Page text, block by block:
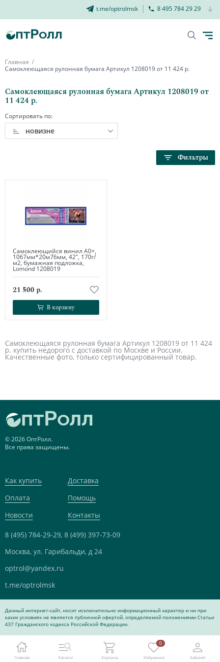
t.me/optrolmsk 8 495 784 29 29
Главная
Самоклеющаяся рулонная бумага Артикул 1208019 от 11 424 р.
Самоклеющаяся рулонная бумага Артикул 1208019 от
11 424 р.
Сортировать по:
новизне
Фильтры
Самоклеющийся винил А0+,
1067мм*20м76мм, 42", 170г/
м2, бумажная подложка,
Lomond 1208019
21 500 р.
В корзину
В корзину
Самоклеющаяся рулонная бумага Артикул 1208019 от 11 424
р. купить недорого с доставкой по Москве и России.
Качественные фото, только сертифицированный товар.
Главная Каталог Корзина
0
Избранное Кабинет
© 2026 ОптРолл.
Все права защищены.
Как купить
Доставка
Оплата
Помощь
Новости
Контакты
8 (495) 784-29-29, 8 (499) 397-73-09
Москва, ул. Гарибальди, д 24
optrol@yandex.ru
t.me/optrolmsk
Данный интернет-сайт, носит исключительно информационный характер и ни при
каких условиях не является публичной офертой, определяемой положениями Статьи
437 Гражданского кодекса Российской Федерации.